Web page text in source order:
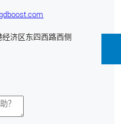
济区东四西路西侧